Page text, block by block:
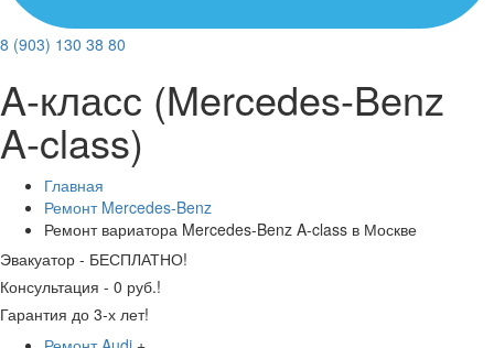
8 (903) 130 38 80
A-класс (Mercedes-Benz
A-class)
Главная
Ремонт Mercedes-Benz
Ремонт вариатора Mercedes-Benz A-class в Москве
Эвакуатор - БЕСПЛАТНО!
Консультация - 0 руб.!
Гарантия до 3-х лет!